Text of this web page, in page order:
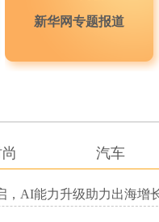
新华网专题报道
汽车
，AI能力升级助力出海增